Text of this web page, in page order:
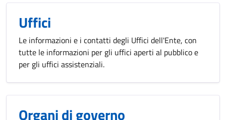
Uffici
Le informazioni e i contatti degli Uffici dell'Ente, con
tutte le informazioni per gli uffici aperti al pubblico e
per gli uffici assistenziali.
Organi di governo